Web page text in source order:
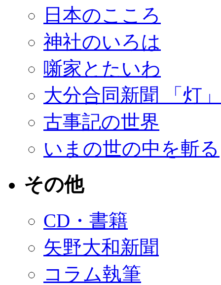
日本のこころ
神社のいろは
噺家とたいわ
大分合同新聞 「灯」
古事記の世界
いまの世の中を斬る
その他
CD・書籍
矢野大和新聞
コラム執筆